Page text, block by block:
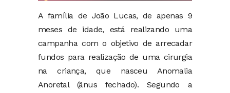
A família de João Lucas, de apenas 9
meses de idade, está realizando uma
campanha com o objetivo de arrecadar
fundos para realização de uma cirurgia
na criança, que nasceu Anomalia
Anoretal (ânus fechado). Segundo a